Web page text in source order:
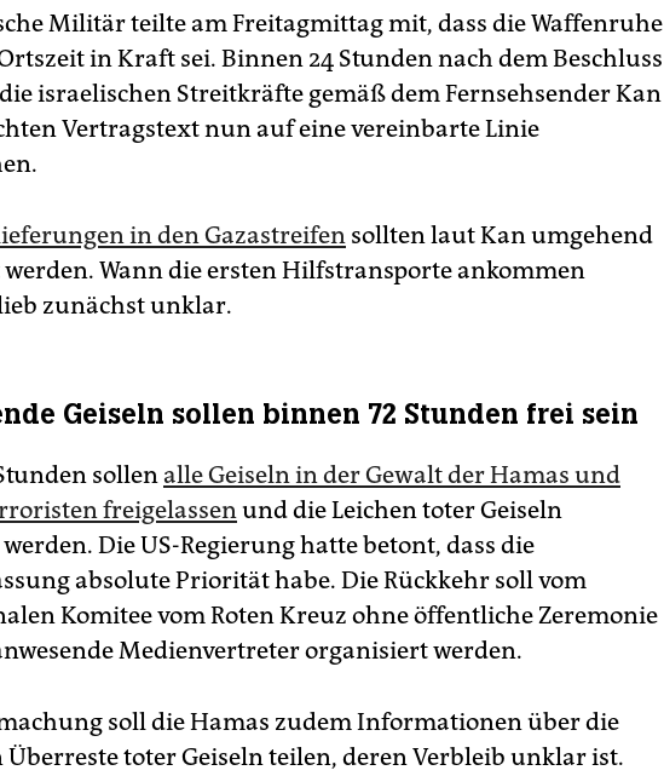
Militär teilte am Freitagmittag mit, dass die Waffenruhe
in Kraft sei. Binnen 24 Stunden nach dem Beschluss
israelischen Streitkräfte gemäß dem Fernsehsender Kan
Vertragstext nun auf eine vereinbarte Linie
in den Gazastreifen sollten laut Kan umgehend
Wann die ersten Hilfstransporte ankommen
zunächst unklar.
Geiseln sollen binnen 72 Stunden frei sein
sollen alle Geiseln in der Gewalt der Hamas und
freigelassenund die Leichen toter Geiseln
Die US-Regierung hatte betont, dass die
absolute Priorität habe. Die Rückkehr soll vom
Komitee vom Roten Kreuz ohne öffentliche Zeremonie
Medienvertreter organisiert werden.
soll die Hamas zudem Informationen über die
toter Geiseln teilen, deren Verbleib unklar ist.